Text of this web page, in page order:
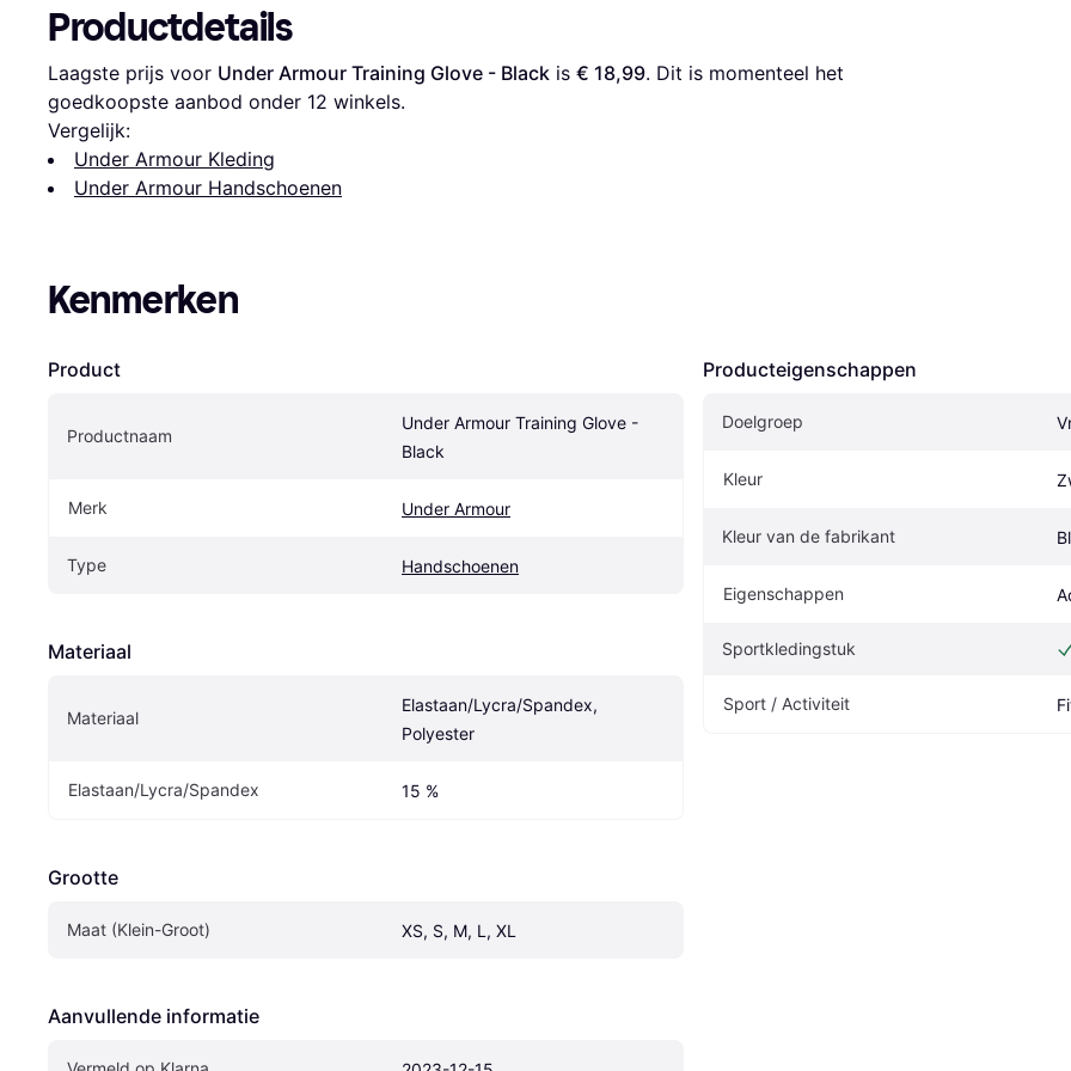
Productdetails
Laagste prijs voor Under Armour Training Glove - Black is € 18,99. Dit is momenteel het
goedkoopste aanbod onder 12 winkels.
Vergelijk:
Under Armour Kleding
Under Armour Handschoenen
Kenmerken
Product
Productnaam
Under Armour Training Glove -
Black
Merk Under Armour
Type Handschoenen
Materiaal
Materiaal
Elastaan/Lycra/Spandex,
Polyester
Elastaan/Lycra/Spandex 15 %
Grootte
Maat (Klein-Groot) XS, S, M, L, XL
Aanvullende informatie
Producteigenschappen
Doelgroep
Kleur
Kleur van de fabrikant
Eigenschappen
Sportkledingstuk
Sport / Activiteit